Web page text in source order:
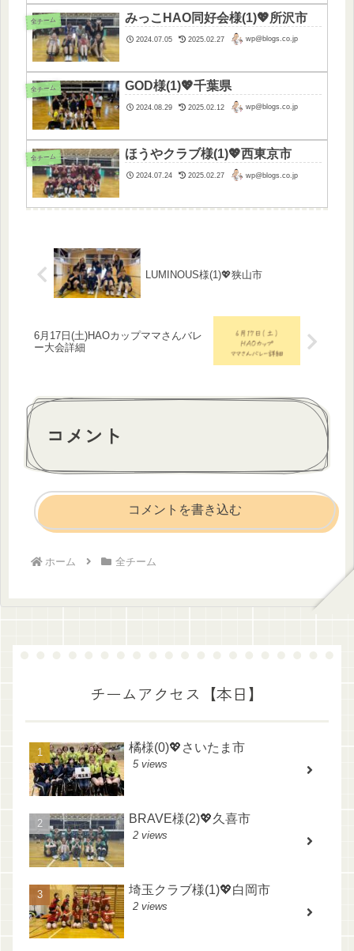
全チーム みっこHAO同好会様(1)💖所沢市
2024.07.05 2025.02.27 wp@blogs.co.jp
全チーム GOD様(1)💖千葉県
2024.08.29 2025.02.12 wp@blogs.co.jp
全チーム ほうやクラブ様(1)💖西東京市
2024.07.24 2025.02.27 wp@blogs.co.jp
LUMINOUS様(1)💖狭山市
6月17日(土)HAOカップママさんバレ
ー大会詳細
コメント
コメントを書き込む
ホーム 全チーム
チームアクセス【本日】
橘様(0)💖さいたま市
5 views
BRAVE様(2)💖久喜市
2 views
埼玉クラブ様(1)💖白岡市
2 views